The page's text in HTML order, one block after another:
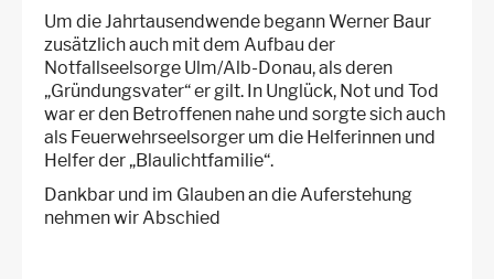
Um die Jahrtausendwende begann Werner Baur
zusätzlich auch mit dem Aufbau der
Notfallseelsorge Ulm/Alb-Donau, als deren
„Gründungsvater“ er gilt. In Unglück, Not und Tod
war er den Betroffenen nahe und sorgte sich auch
als Feuerwehrseelsorger um die Helferinnen und
Helfer der „Blaulichtfamilie“.
Dankbar und im Glauben an die Auferstehung
nehmen wir Abschied